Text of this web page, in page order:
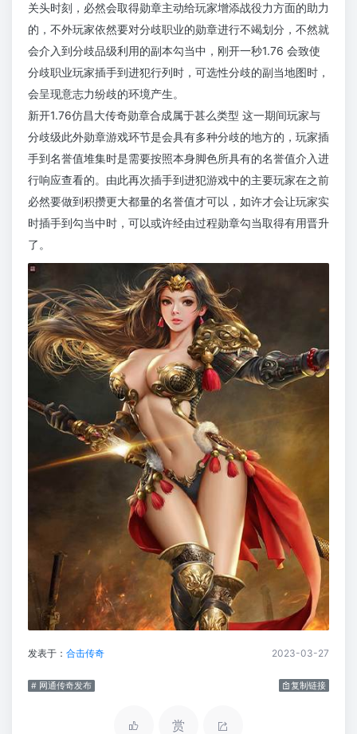
关头时刻，必然会取得勋章主动给玩家增添战役力方面的助力
的，不外玩家依然要对分歧职业的勋章进行不竭划分，不然就
会介入到分歧品级利用的副本勾当中，刚开一秒1.76 会致使
分歧职业玩家插手到进犯行列时，可选性分歧的副当地图时，
会呈现意志力纷歧的环境产生。
新开1.76仿昌大传奇勋章合成属于甚么类型 这一期间玩家与
分歧级此外勋章游戏环节是会具有多种分歧的地方的，玩家插
手到名誉值堆集时是需要按照本身脚色所具有的名誉值介入进
行响应查看的。由此再次插手到进犯游戏中的主要玩家在之前
必然要做到积攒更大都量的名誉值才可以，如许才会让玩家实
时插手到勾当中时，可以或许经由过程勋章勾当取得有用晋升
了。
发表于： 合击传奇 2023-03-27
# 网通传奇发布 复制链接
赏